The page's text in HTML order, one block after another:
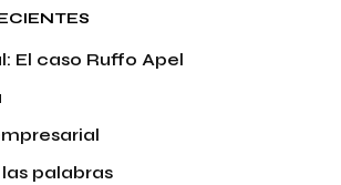
El caso Ruffo Apel
palabras